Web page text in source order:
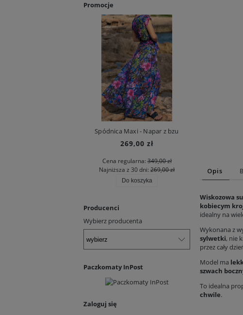
Promocje
Spódnica Maxi - Napar z bzu
269,00 zł
Cena regularna:349,00 zł
Najniższa z 30 dni: 269,00 zł
Do koszyka
Producenci
Wybierz producenta
Paczkomaty InPost
Zaloguj się
Opis
Wiskozowa
kobiecym
idealny na
Wykonana z
sylwetki, nie
przez cały
Model ma
szwach
To idealna
chwile.